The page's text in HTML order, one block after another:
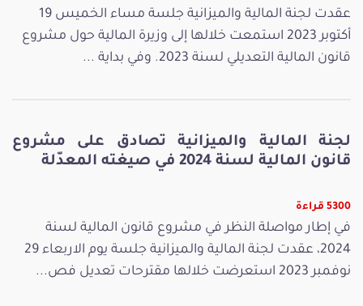
عقدت لجنة المالية والميزانية جلسة مساء الخميس 19
أكتوبر 2023 استمعت خلالها إلى وزيرة المالية حول مشروع
قانون المالية التعديلي لسنة 2023. وفي بداية ...
لجنة المالية والميزانية تصادق على مشروع
قانون المالية لسنة 2024 في صيغته المعدّلة
5300 قراءة
في إطار مواصلة النظر في مشروع قانون المالية لسنة
2024، عقدت لجنة المالية والميزانية جلسة يوم الاربعاء 29
نوفمبر 2023 استعرضت خلالها مقترحات تعديل فص...